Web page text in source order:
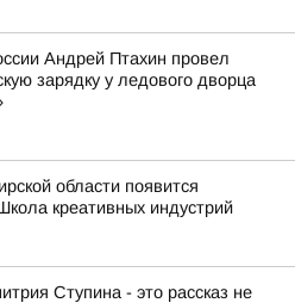
Андрей Птахин провел
зарядку у ледового дворца
области появится
креативных индустрий
Ступина - это рассказ не